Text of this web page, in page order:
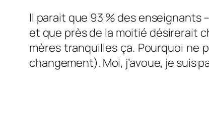
Il parait que 93 % des enseignants
et que près de la moitié désirerait
mères tranquilles ça. Pourquoi ne
changement). Moi, j’avoue, je suis